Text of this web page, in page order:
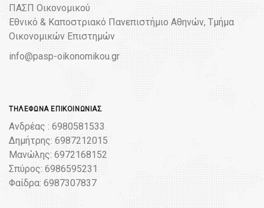
ΠΑΣΠ Οικονομικού
Εθνικό & Καποστριακό Πανεπιστήμιο Αθηνών, Τμήμα
Οικονομικών Επιστημών
info@pasp-oikonomikou.gr
ΤΗΛΈΦΩΝΑ ΕΠΙΚΟΙΝΩΝΊΑΣ
Ανδρέας : 6980581533
Δημήτρης: 6987212015
Μανώλης: 6972168152
Σπύρος: 6986595231
Φαίδρα: 6987307837